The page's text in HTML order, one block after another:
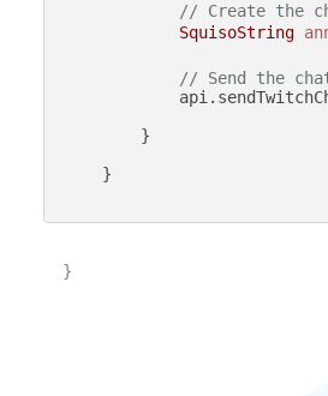
// Create the
SquisoString
// Send the chat
        }
    }
}